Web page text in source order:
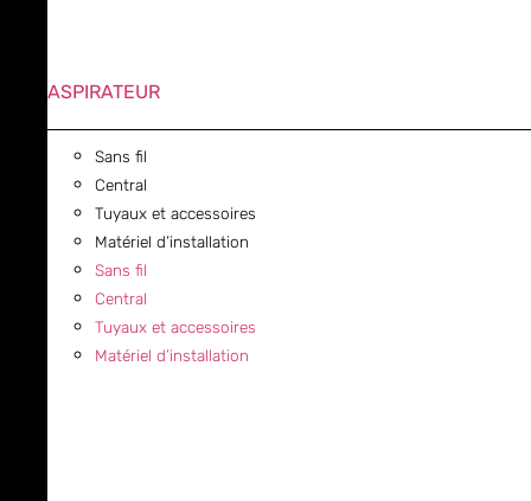
ASPIRATEUR
Sans fil
Central
Tuyaux et accessoires
Matériel d’installation
Sans fil
Central
Tuyaux et accessoires
Matériel d’installation